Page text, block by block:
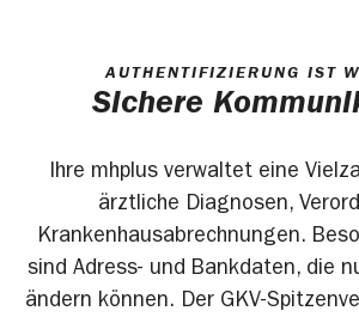
AUTHENTIFIZIERUNG IST
Sichere
Ihre mhplus verwaltet eine
ärztliche Diagnosen,
Krankenhausabrechnungen.
sind Adress- und Bankdaten, die
ändern können. Der GKV-